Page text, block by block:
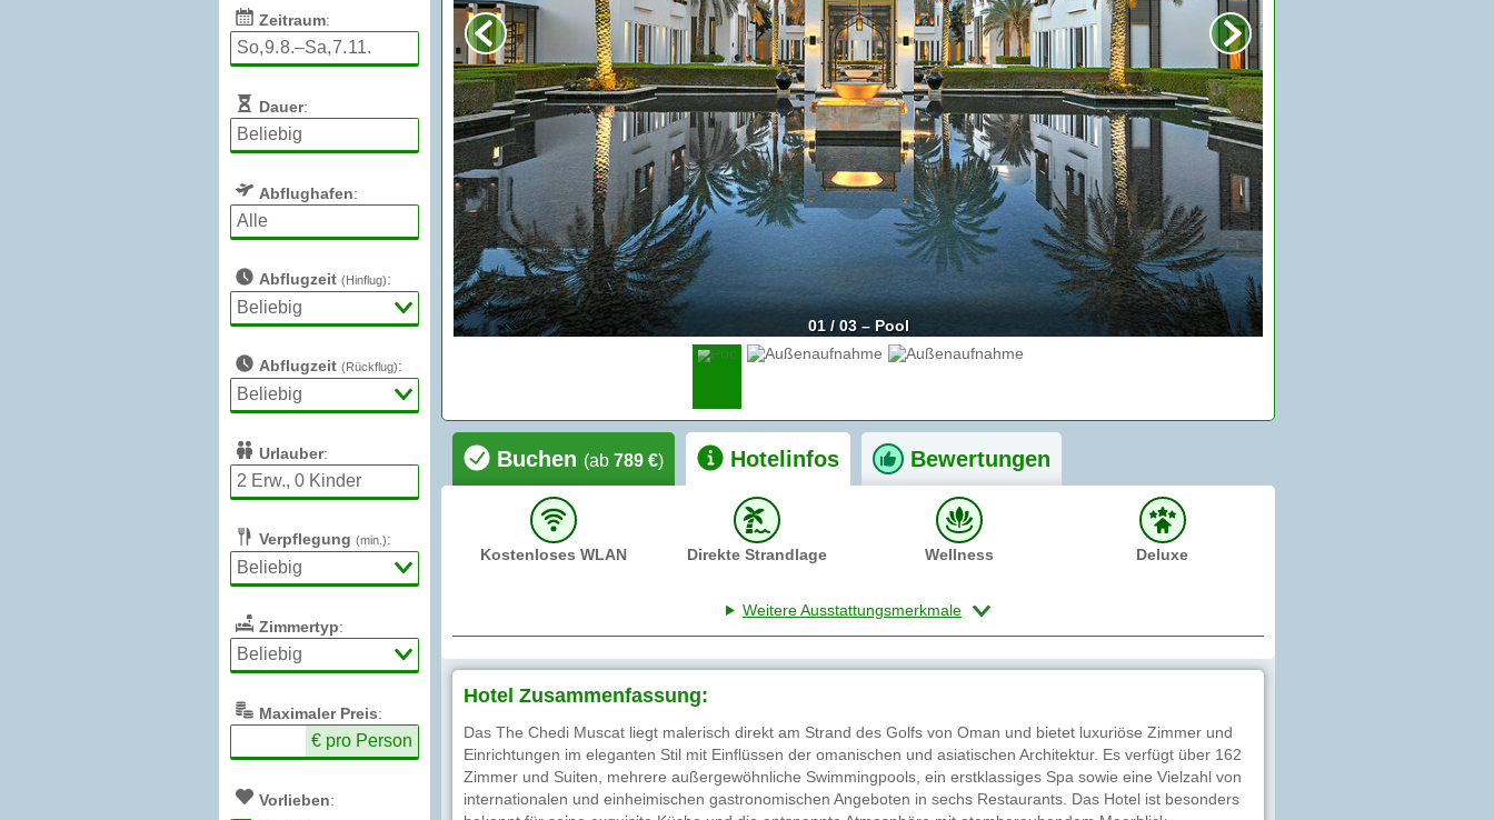
Zeitraum:
Dauer:
Abflughafen:
Abflugzeit (Hinflug):
Abflugzeit (Rückflug):
Urlauber:
Verpflegung (min.):
Zimmertyp:
Maximaler Preis:
€ pro Person
Vorlieben:
01 / 03 – Pool
Buchen (ab 789 €) Hotelinfos Bewertungen
Kostenloses WLAN Direkte Strandlage Wellness Deluxe
Weitere Ausstattungsmerkmale
Hotel Zusammenfassung:
Das The Chedi Muscat liegt malerisch direkt am Strand des Golfs von Oman und bietet luxuriöse Zimmer und
Einrichtungen im eleganten Stil mit Einflüssen der omanischen und asiatischen Architektur. Es verfügt über 162
Zimmer und Suiten, mehrere außergewöhnliche Swimmingpools, ein erstklassiges Spa sowie eine Vielzahl von
internationalen und einheimischen gastronomischen Angeboten in sechs Restaurants. Das Hotel ist besonders